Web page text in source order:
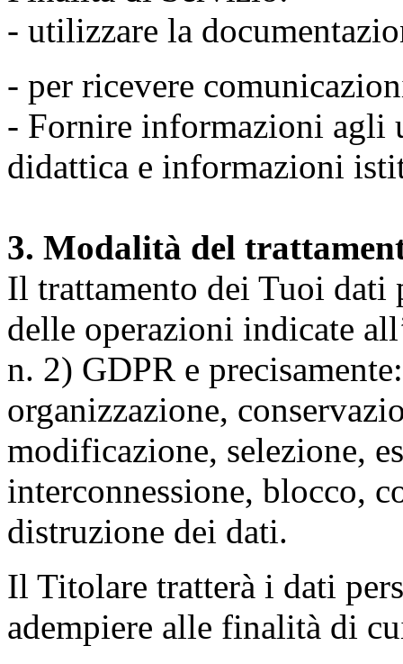
- utilizzare la
- per ricevere
- Fornire informazioni agli
didattica e informazioni
3. Modalità del
Il trattamento dei Tuoi dati
delle operazioni indicate
n. 2) GDPR e
organizzazione,
modificazione, selezione,
interconnessione, blocco,
distruzione dei dati.
Il Titolare tratterà i dati
adempiere alle finalità di